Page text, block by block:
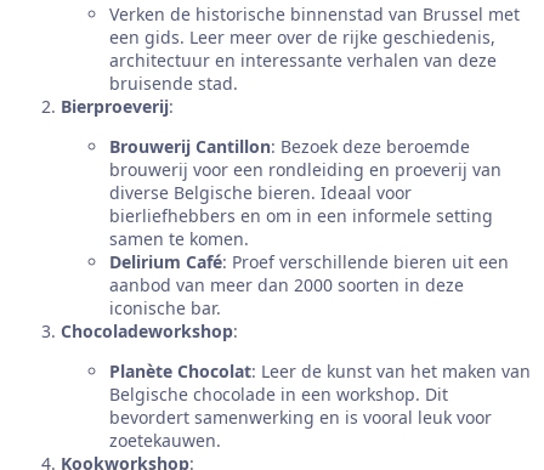
Verken de historische binnenstad van Brussel met
een gids. Leer meer over de rijke geschiedenis,
architectuur en interessante verhalen van deze
bruisende stad.
Bierproeverij:
Brouwerij Cantillon: Bezoek deze beroemde
brouwerij voor een rondleiding en proeverij van
diverse Belgische bieren. Ideaal voor
bierliefhebbers en om in een informele setting
samen te komen.
Delirium Café: Proef verschillende bieren uit een
aanbod van meer dan 2000 soorten in deze
iconische bar.
Chocoladeworkshop:
Planète Chocolat: Leer de kunst van het maken van
Belgische chocolade in een workshop. Dit
bevordert samenwerking en is vooral leuk voor
zoetekauwen.
Kookworkshop: